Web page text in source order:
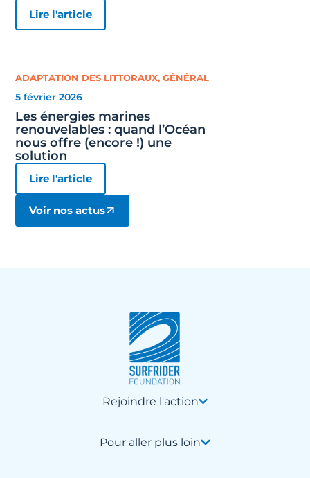
Lire l'article
ADAPTATION DES LITTORAUX,GÉNÉRAL
5 février 2026
Les énergies marines
renouvelables : quand l’Océan
nous offre (encore !) une
solution
Lire l'article
Voir nos actus
Rejoindre l'action
Pour aller plus loin